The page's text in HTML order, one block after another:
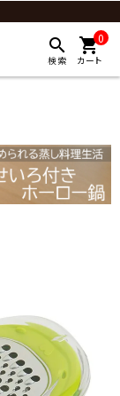
search
検索
0
shopping_cart
カート